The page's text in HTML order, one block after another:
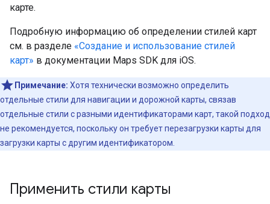
карте.
Подробную информацию об определении стилей карт
см. в разделе «Создание и использование стилей
карт» в документации Maps SDK для iOS.
Примечание: Хотя технически возможно определить
отдельные стили для навигации и дорожной карты, связав
отдельные стили с разными идентификаторами карт, такой подход
не рекомендуется, поскольку он требует перезагрузки карты для
загрузки карты с другим идентификатором.
Применить стили карты